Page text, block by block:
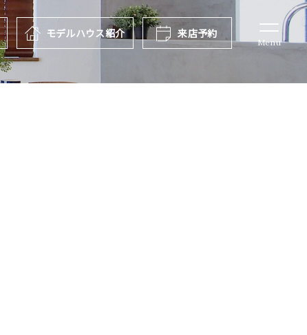
モデルハウス紹介 来店予約
Menu